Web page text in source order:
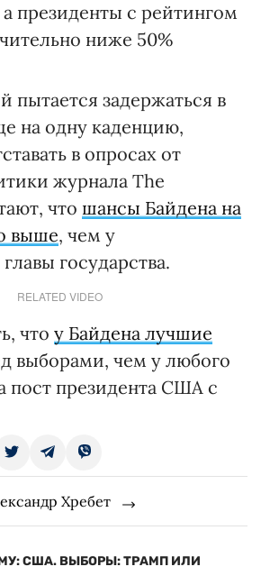
президенты с рейтингом
ниже 50%
пытается задержаться в
на одну каденцию,
в опросах от
журнала The
что шансы Байдена на
выше, чем у
государства.
RELATED VIDEO
что у Байдена лучшие
выборами, чем у любого
пост президента США с
Хребет
США. ВЫБОРЫ: ТРАМП ИЛИ